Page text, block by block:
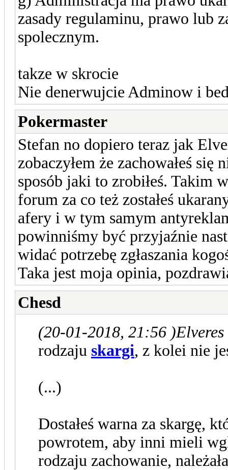
zasady regulaminu, prawo lub
spolecznym.
takze w skrocie
Nie denerwujcie Adminow i
Pokermaster
Stefan no dopiero teraz jak
zobaczyłem że zachowałeś
sposób jaki to zrobiłeś. Takim
forum za co też zostałeś
afery i w tym samym
powinniśmy być przyjaźnie
widać potrzebę zgłaszania
Taka jest moja opinia,
Chesd
(20-01-2018, 21:56 )
rodzaju skargi, z kolei nie
(...)
Dostałeś warna za skargę,
powrotem, aby inni mieli
rodzaju zachowanie,